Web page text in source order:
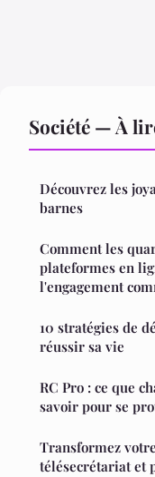
Société — À
Découvrez les
barnes
Comment les
plateformes en
l'engagement
10 stratégies de
réussir sa vie
RC Pro : ce que
savoir pour se
Transformez
télésecrétariat et